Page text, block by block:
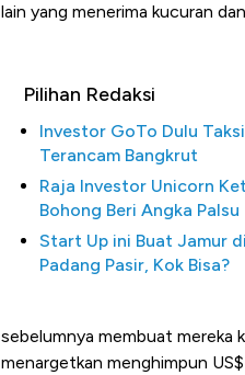
lain yang menerima kucuran
Pilihan Redaksi
Investor GoTo Dulu
Terancam Bangkrut
Raja Investor Unicorn
Bohong Beri Angka Palsu
Start Up ini Buat Jamur
Padang Pasir, Kok Bisa?
sebelumnya membuat mereka
menargetkan menghimpun
Tembaga